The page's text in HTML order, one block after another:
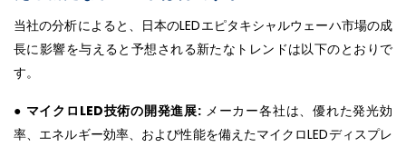
当社の分析によると、日本のLEDエピタキシャルウェーハ市場の成
長に影響を与えると予想される新たなトレンドは以下のとおりで
す。
● マイクロLED技術の開発進展: メーカー各社は、優れた発光効
率、エネルギー効率、および性能を備えたマイクロLEDディスプレ